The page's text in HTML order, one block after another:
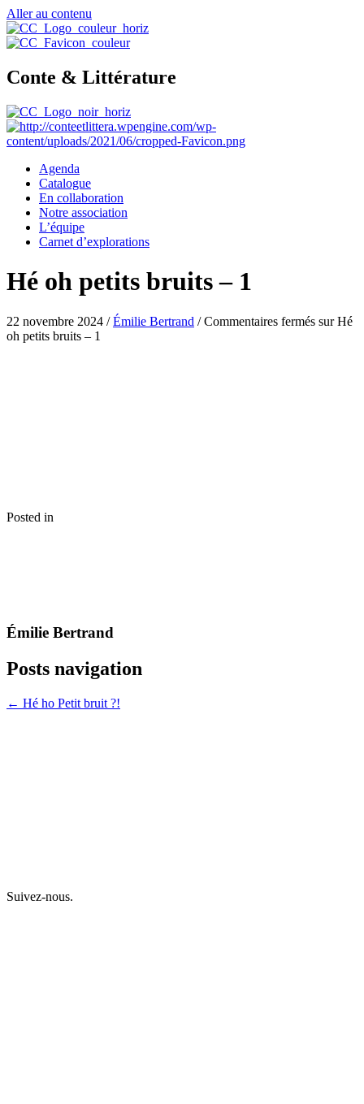
Aller au contenu
Conte & Littérature
Agenda
Catalogue
En collaboration
Notre association
L’équipe
Carnet d’explorations
Hé oh petits bruits – 1
22 novembre 2024 /Émilie Bertrand /Commentaires fermés sur Hé
oh petits bruits – 1
Posted in
Émilie Bertrand
Posts navigation
← Hé ho Petit bruit ?!
Suivez-nous.